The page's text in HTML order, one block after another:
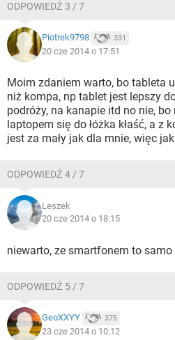
ODPOWIEDŹ 3 / 7
Piotrek9798 331
20 cze 2014 o 17:51
Moim zdaniem warto, bo tableta
niż kompa, np tablet jest lepszy
podróży, na kanapie itd no nie,
laptopem się do łóżka kłaść, a z
jest za mały jak dla mnie, więc
ODPOWIEDŹ 4 / 7
Leszek
20 cze 2014 o 18:15
niewarto, ze smartfonem to
ODPOWIEDŹ 5 / 7
GeoXXYY 375
23 cze 2014 o 10:12